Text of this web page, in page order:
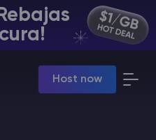
Host now
payments